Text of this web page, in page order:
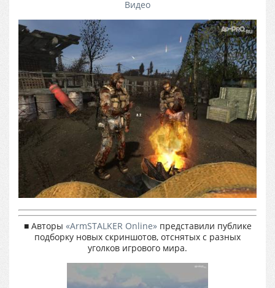
Видео
■ Авторы «ArmSTALKER Оnline» представили публике
подборку новых скриншотов, отснятых с разных
уголков игрового мира.